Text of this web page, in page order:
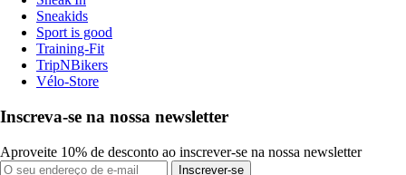
Sneakids
Sport is good
Training-Fit
TripNBikers
Vélo-Store
Inscreva-se na nossa newsletter
Aproveite 10% de desconto ao inscrever-se na nossa newsletter
Inscrever-se